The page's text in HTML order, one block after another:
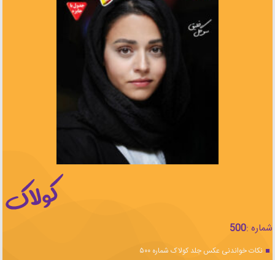
شماره :500
نکات خواندنی عکس جلد کولاک شماره ۵۰۰